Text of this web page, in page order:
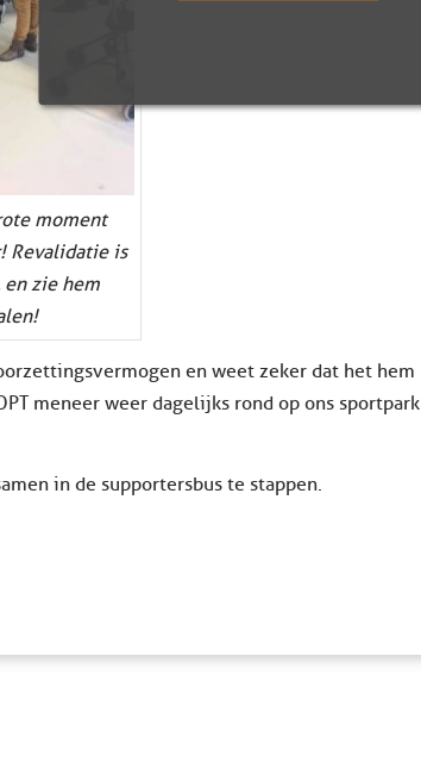
moment
Revalidatie is
en zie hem
en weet zeker dat het hem
meneer weer dagelijks rond op ons sportpark
in de supportersbus te stappen.